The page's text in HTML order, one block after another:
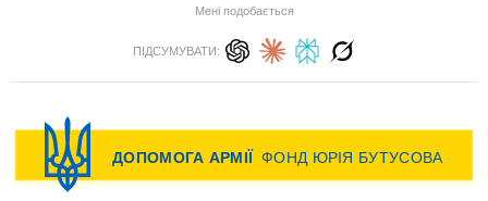
Мені подобається
ПІДСУМУВАТИ: